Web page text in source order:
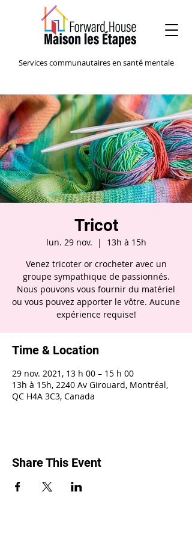
Services communautaires en santé mentale
Tricot
lun. 29 nov.
  |
13h à 15h
Venez tricoter or crocheter avec un
groupe sympathique de passionnés.
Nous pouvons vous fournir du matériel
ou vous pouvez apporter le vôtre. Aucune
expérience requise!
Time & Location
29 nov. 2021, 13 h 00 – 15 h 00
13h à 15h, 2240 Av Girouard, Montréal,
QC H4A 3C3, Canada
Share This Event